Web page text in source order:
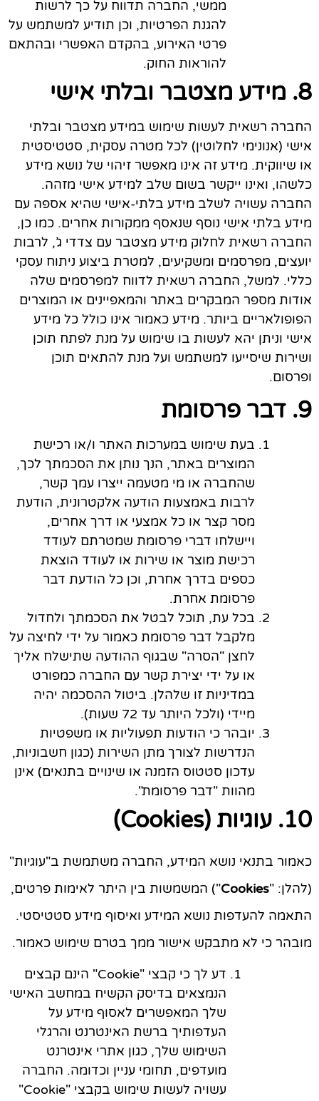
ממשי, החברה תדווח על כך לרשות
להגנת הפרטיות, וכן תודיע למשתמש על
פרטי האירוע, בהקדם האפשרי ובהתאם
להוראות החוק.
8. מידע מצטבר ובלתי אישי
החברה רשאית לעשות שימוש במידע מצטבר ובלתי
אישי (אנונימי לחלוטין) לכל מטרה עסקית, סטטיסטית
או שיווקית. מידע זה אינו מאפשר זיהוי של נושא מידע
כלשהו, ואינו ייקשר בשום שלב למידע אישי מזהה.
החברה עשויה לשלב מידע בלתי-אישי שהיא אספה עם
מידע בלתי אישי נוסף שנאסף ממקורות אחרים. כמו כן,
החברה רשאית לחלוק מידע מצטבר עם צדדי ג’, לרבות
יועצים, מפרסמים ומשקיעים, למטרת ביצוע ניתוח עסקי
כללי. למשל, החברה רשאית לדווח למפרסמים שלה
אודות מספר המבקרים באתר והמאפיינים או המוצרים
הפופולאריים ביותר. מידע כאמור אינו כולל כל מידע
אישי וניתן יהא לעשות בו שימוש על מנת לפתח תוכן
ושירות שיסייעו למשתמש ועל מנת להתאים תוכן
ופרסום.
9. דבר פרסומת
בעת שימוש במערכות האתר ו/או רכישת
המוצרים באתר, הנך נותן את הסכמתך לכך,
שהחברה או מי מטעמה ייצרו עמך קשר,
לרבות באמצעות הודעה אלקטרונית, הודעת
מסר קצר או כל אמצעי או דרך אחרים,
ויישלחו דברי פרסומת שמטרתם לעודד
רכישת מוצר או שירות או לעודד הוצאת
כספים בדרך אחרת, וכן כל הודעת דבר
פרסומת אחרת.
בכל עת, תוכל לבטל את הסכמתך ולחדול
מלקבל דבר פרסומת כאמור על ידי לחיצה על
לחצן "הסרה" שבגוף ההודעה שתישלח אליך
או על ידי יצירת קשר עם החברה כמפורט
במדיניות זו שלהלן. ביטול ההסכמה יהיה
מיידי (ולכל היותר עד 72 שעות).
יובהר כי הודעות תפעוליות או משפטיות
הנדרשות לצורך מתן השירות (כגון חשבוניות,
עדכון סטטוס הזמנה או שינויים בתנאים) אינן
מהוות "דבר פרסומת".
10. עוגיות (Cookies)
כאמור בתנאי נושא המידע, החברה משתמשת ב"עוגיות"
(להלן: "Cookies") המשמשות בין היתר לאימות פרטים,
התאמה להעדפות נושא המידע ואיסוף מידע סטטיסטי.
מובהר כי לא מתבקש אישור ממך בטרם שימוש כאמור.
דע לך כי קבצי "Cookie" הינם קבצים
הנמצאים בדיסק הקשיח במחשב האישי
שלך המאפשרים לאסוף מידע על
העדפותיך ברשת האינטרנט והרגלי
השימוש שלך, כגון אתרי אינטרנט
מועדפים, תחומי עניין וכדומה. החברה
עשויה לעשות שימוש בקבצי "Cookie"